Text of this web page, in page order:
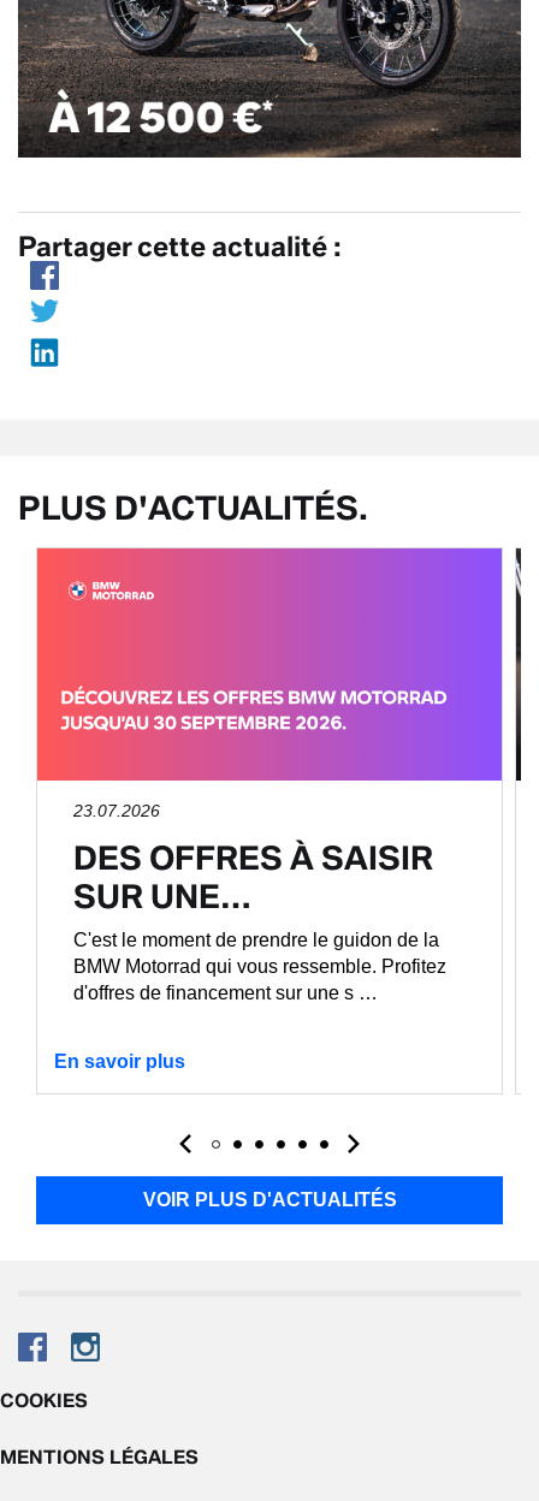
Partager cette actualité :
PLUS D'ACTUALITÉS.
23.07.2026
DES OFFRES À SAISIR
SUR UNE…
C'est le moment de prendre le guidon de la
BMW Motorrad qui vous ressemble. Profitez
d'offres de financement sur une s …
En savoir plus
VOIR PLUS D'ACTUALITÉS
COOKIES
MENTIONS LÉGALES